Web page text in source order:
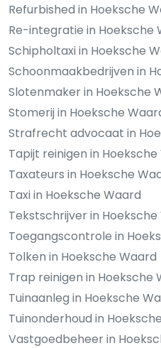
Refurbished in Hoeksche
Re-integratie in Hoeksche
Schipholtaxi in Hoeksche
Schoonmaakbedrijven in
Slotenmaker in Hoeksche
Stomerij in Hoeksche
Strafrecht advocaat in
Tapijt reinigen in
Taxateurs in Hoeksche
Taxi in Hoeksche Waard
Tekstschrijver in Hoeksche
Toegangscontrole in
Tolken in Hoeksche Waard
Trap reinigen in Hoeksche
Tuinaanleg in Hoeksche
Tuinonderhoud in
Vastgoedbeheer in